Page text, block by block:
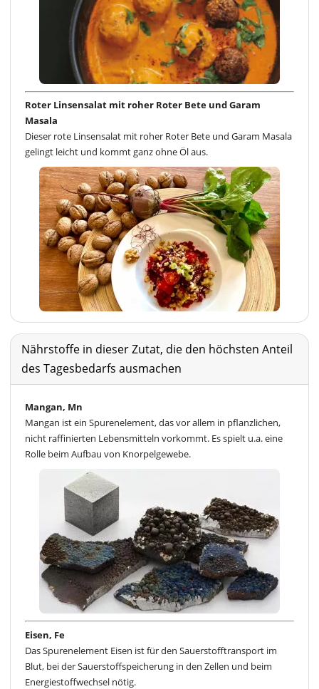
Roter Linsensalat mit roher Roter Bete und Garam
Masala
Dieser rote Linsensalat mit roher Roter Bete und Garam Masala
gelingt leicht und kommt ganz ohne Öl aus.
Nährstoffe in dieser Zutat, die den höchsten Anteil
des Tagesbedarfs ausmachen
Mangan, Mn
Mangan ist ein Spurenelement, das vor allem in pflanzlichen,
nicht raffinierten Lebensmitteln vorkommt. Es spielt u.a. eine
Rolle beim Aufbau von Knorpelgewebe.
Eisen, Fe
Das Spurenelement Eisen ist für den Sauerstofftransport im
Blut, bei der Sauerstoffspeicherung in den Zellen und beim
Energiestoffwechsel nötig.